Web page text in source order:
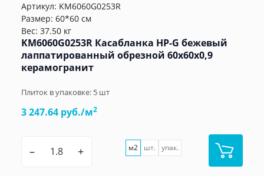
Артикул: KM6060G0253R
Размер: 60*60 см
Вес: 37.50 кг
KM6060G0253R Касабланка HP-G бежевый
лаппатированный обрезной 60x60x0,9
керамогранит
Плиток в упаковке: 5 шт
3 247.64 руб./м2
– + м2 шт. упак.